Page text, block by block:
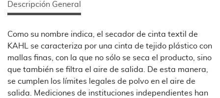
Descripción General
Como su nombre indica, el secador de cinta textil de
KAHL se caracteriza por una cinta de tejido plástico con
mallas finas, con la que no sólo se seca el producto, sino
que también se filtra el aire de salida. De esta manera,
se cumplen los límites legales de polvo en el aire de
salida. Mediciones de instituciones independientes han